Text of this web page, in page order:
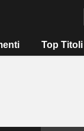
Top Titoli